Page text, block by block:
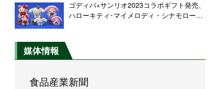
ゴディバ×サンリオ2023コラボギフト発売、
ハローキティ･マイメロディ・シナモロール
媒体情報
食品産業新聞